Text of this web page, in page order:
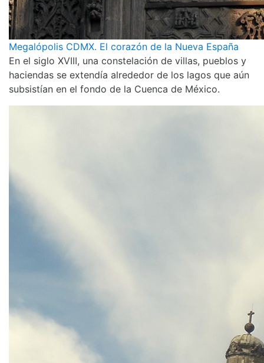
Megalópolis CDMX. El corazón de la Nueva España
En el siglo XVIII, una constelación de villas, pueblos y
haciendas se extendía alrededor de los lagos que aún
subsistían en el fondo de la Cuenca de México.